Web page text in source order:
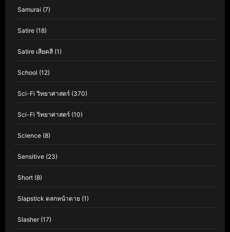
Samurai (7)
Satire (18)
Satire เสียดสี (1)
School (12)
Sci-Fi วิทยาศาสตร์ (370)
Sci-Fi วิทยาศาสตร์ (10)
Science (8)
Sensitive (23)
Short (8)
Slapstick ตลกหน้าตาย (1)
Slasher(17)